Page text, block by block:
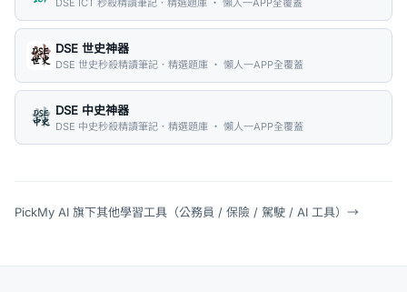
DSE 世史神器
DSE 世史秒殺精讀筆記．精選題庫 ・ 懶人一APP全覆蓋
DSE 中史神器
DSE 中史秒殺精讀筆記．精選題庫 ・ 懶人一APP全覆蓋
PickMy AI 旗下其他學習工具（公務員 / 保險 / 駕駛 / AI 工具） →